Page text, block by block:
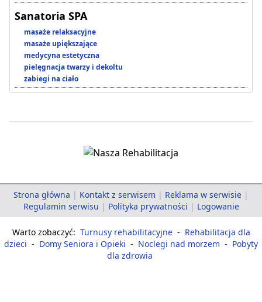
Sanatoria SPA
masaże relaksacyjne
masaże upiększające
medycyna estetyczna
pielęgnacja twarzy i dekoltu
zabiegi na ciało
Strona główna | Kontakt z serwisem | Reklama w serwisie |
Regulamin serwisu | Polityka prywatności | Logowanie
Warto zobaczyć: Turnusy rehabilitacyjne - Rehabilitacja dla
dzieci - Domy Seniora i Opieki - Noclegi nad morzem - Pobyty
dla zdrowia